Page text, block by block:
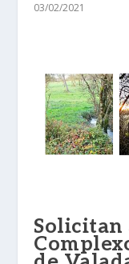
03/02/2021
Solicitan